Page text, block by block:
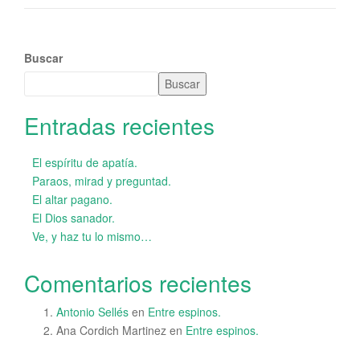
Buscar
Buscar
Entradas recientes
El espíritu de apatía.
Paraos, mirad y preguntad.
El altar pagano.
El Dios sanador.
Ve, y haz tu lo mismo…
Comentarios recientes
Antonio Sellés en Entre espinos.
Ana Cordich Martinez en Entre espinos.